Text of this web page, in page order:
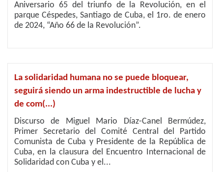
Aniversario 65 del triunfo de la Revolución, en el
parque Céspedes, Santiago de Cuba, el 1ro. de enero
de 2024, “Año 66 de la Revolución”.
La solidaridad humana no se puede bloquear,
seguirá siendo un arma indestructible de lucha y
de com(...)
Discurso de Miguel Mario Díaz-Canel Bermúdez,
Primer Secretario del Comité Central del Partido
Comunista de Cuba y Presidente de la República de
Cuba, en la clausura del Encuentro Internacional de
Solidaridad con Cuba y el...